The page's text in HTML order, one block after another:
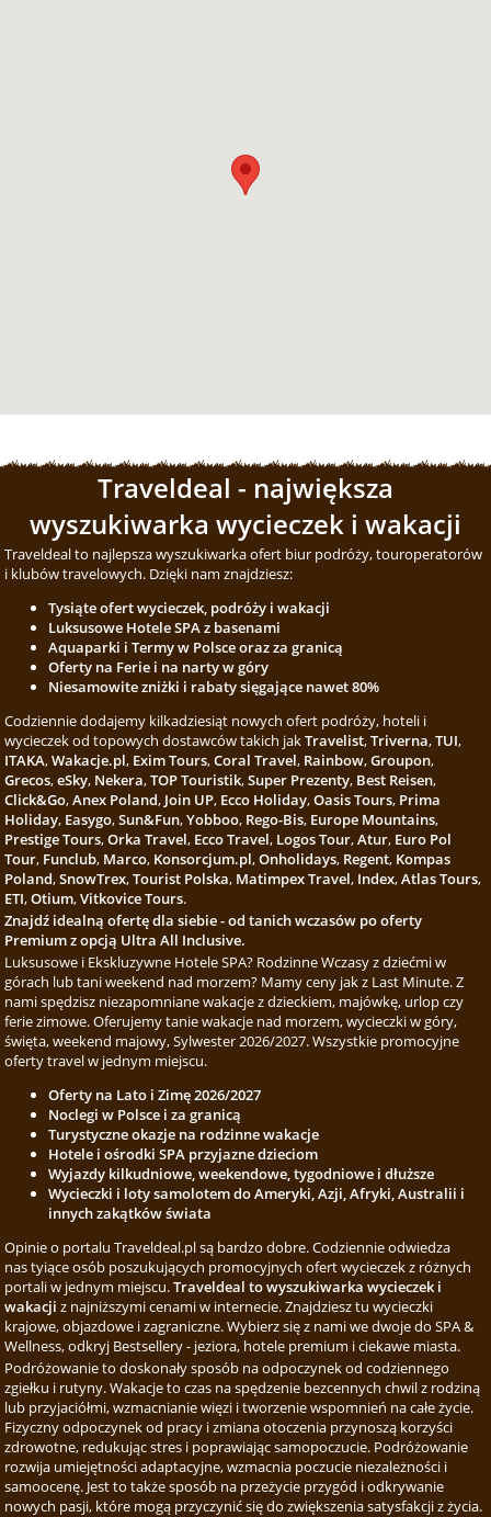
Traveldeal - największa
wyszukiwarka wycieczek i wakacji
Traveldeal to najlepsza wyszukiwarka ofert biur podróży, touroperatorów
i klubów travelowych. Dzięki nam znajdziesz:
Tysiąte ofert wycieczek, podróży i wakacji
Luksusowe Hotele SPA z basenami
Aquaparki i Termy w Polsce oraz za granicą
Oferty na Ferie i na narty w góry
Niesamowite zniżki i rabaty sięgające nawet 80%
Codziennie dodajemy kilkadziesiąt nowych ofert podróży, hoteli i
wycieczek od topowych dostawców takich jakTravelist,Triverna,TUI,
ITAKA,Wakacje.pl, Exim Tours,Coral Travel, Rainbow,Groupon,
Grecos,eSky, Nekera,TOP Touristik,Super Prezenty, Best Reisen,
Click&Go,Anex Poland, Join UP, Ecco Holiday,Oasis Tours, Prima
Holiday, Easygo,Sun&Fun,Yobboo, Rego-Bis, Europe Mountains,
Prestige Tours,Orka Travel, Ecco Travel, Logos Tour,Atur, Euro Pol
Tour, Funclub, Marco, Konsorcjum.pl,Onholidays, Regent, Kompas
Poland,SnowTrex,Tourist Polska, Matimpex Travel, Index,Atlas Tours,
ETI,Otium,Vitkovice Tours.
Znajdź idealną ofertę dla siebie - od tanich wczasów po oferty
Premium z opcją Ultra All Inclusive.
Luksusowe i Ekskluzywne Hotele SPA? Rodzinne Wczasy z dziećmi w
górach lub tani weekend nad morzem? Mamy ceny jak z Last Minute. Z
nami spędzisz niezapomniane wakacje z dzieckiem, majówkę, urlop czy
ferie zimowe. Oferujemy tanie wakacje nad morzem, wycieczki w góry,
święta, weekend majowy, Sylwester 2026/2027. Wszystkie promocyjne
oferty travel w jednym miejscu.
Oferty na Lato i Zimę 2026/2027
Noclegi w Polsce i za granicą
Turystyczne okazje na rodzinne wakacje
Hotele i ośrodki SPA przyjazne dzieciom
Wyjazdy kilkudniowe, weekendowe, tygodniowe i dłuższe
Wycieczki i loty samolotem do Ameryki, Azji, Afryki, Australii i
innych zakątków świata
Opinie o portalu Traveldeal.pl są bardzo dobre. Codziennie odwiedza
nas tyiące osób poszukujących promocyjnych ofert wycieczek z różnych
portali w jednym miejscu.Traveldeal to wyszukiwarka wycieczek i
wakacji z najniższymi cenami w internecie. Znajdziesz tu wycieczki
krajowe, objazdowe i zagraniczne. Wybierz się z nami we dwoje do SPA &
Wellness, odkryj Bestsellery - jeziora, hotele premium i ciekawe miasta.
Podróżowanie to doskonały sposób na odpoczynek od codziennego
zgiełku i rutyny. Wakacje to czas na spędzenie bezcennych chwil z rodziną
lub przyjaciółmi, wzmacnianie więzi i tworzenie wspomnień na całe życie.
Fizyczny odpoczynek od pracy i zmiana otoczenia przynoszą korzyści
zdrowotne, redukując stres i poprawiając samopoczucie. Podróżowanie
rozwija umiejętności adaptacyjne, wzmacnia poczucie niezależności i
samoocenę. Jest to także sposób na przeżycie przygód i odkrywanie
nowych pasji, które mogą przyczynić się do zwiększenia satysfakcji z życia.